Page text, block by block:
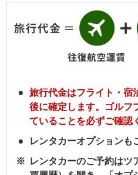
旅行代金はフライト・宿
後に確定します。ゴルフ
ていることを必ずご確認
レンタカーオプションも
レンタカーのご予約はツ